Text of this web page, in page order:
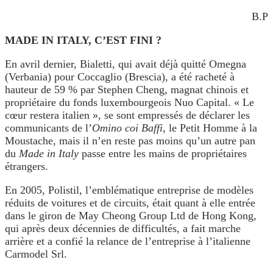
B.P
MADE IN ITALY, C’EST FINI ?
En avril dernier, Bialetti, qui avait déjà quitté Omegna
(Verbania) pour Coccaglio (Brescia), a été racheté à
hauteur de 59 % par Stephen Cheng, magnat chinois et
propriétaire du fonds luxembourgeois Nuo Capital. « Le
cœur restera italien », se sont empressés de déclarer les
communicants de l’Omino coi Baffi, le Petit Homme à la
Moustache, mais il n’en reste pas moins qu’un autre pan
du Made in Italy passe entre les mains de propriétaires
étrangers.
En 2005, Polistil, l’emblématique entreprise de modèles
réduits de voitures et de circuits, était quant à elle entrée
dans le giron de May Cheong Group Ltd de Hong Kong,
qui après deux décennies de difficultés, a fait marche
arrière et a confié la relance de l’entreprise à l’italienne
Carmodel Srl.